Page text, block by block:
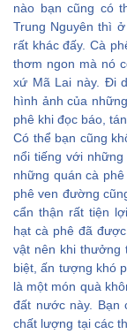
nào bạn cũng có
Trung Nguyên thì
rất khác đấy. Cà
thơm ngon mà nó
xứ Mã Lai này. Đi
hình ảnh của
phê khi đọc báo,
Có thể bạn cũng
nổi tiếng với
những quán cà
phê ven đường
cẩn thận rất tiện
hạt cà phê đã
vật nên khi thưởng
biệt, ấn tượng khó
là một món quà
đất nước này. Bạn
chất lượng tại các